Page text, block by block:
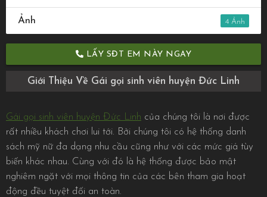
4
Ảnh
LẤY SĐT EM NÀY NGAY
Giới Thiệu Về Gái gọi sinh viên huyện Đức Linh
Gái gọi sinh viên huyện Đức Linh của chúng tôi là nơi được
rất nhiều khách chơi lui tới. Bởi chúng tôi có hệ thống danh
sách mỹ nữ đa dạng nhu cầu cũng như với các mức giá tùy
biến khác nhau. Cùng với đó là hệ thống được bảo mật
nghiêm ngặt với mọi thông tin của các bên tham gia hoạt
động đều tuyệt đối an toàn.